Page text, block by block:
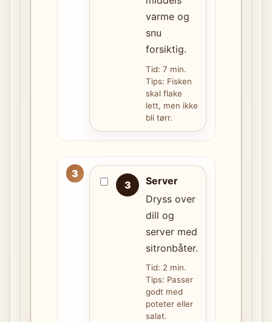
varme og
snu
forsiktig.
Tid: 7 min.
Tips: Fisken
skal flake
lett, men ikke
bli tørr.
3
Server
Dryss over
dill og
server med
sitronbåter.
Tid: 2 min.
Tips: Passer
godt med
poteter eller
salat.